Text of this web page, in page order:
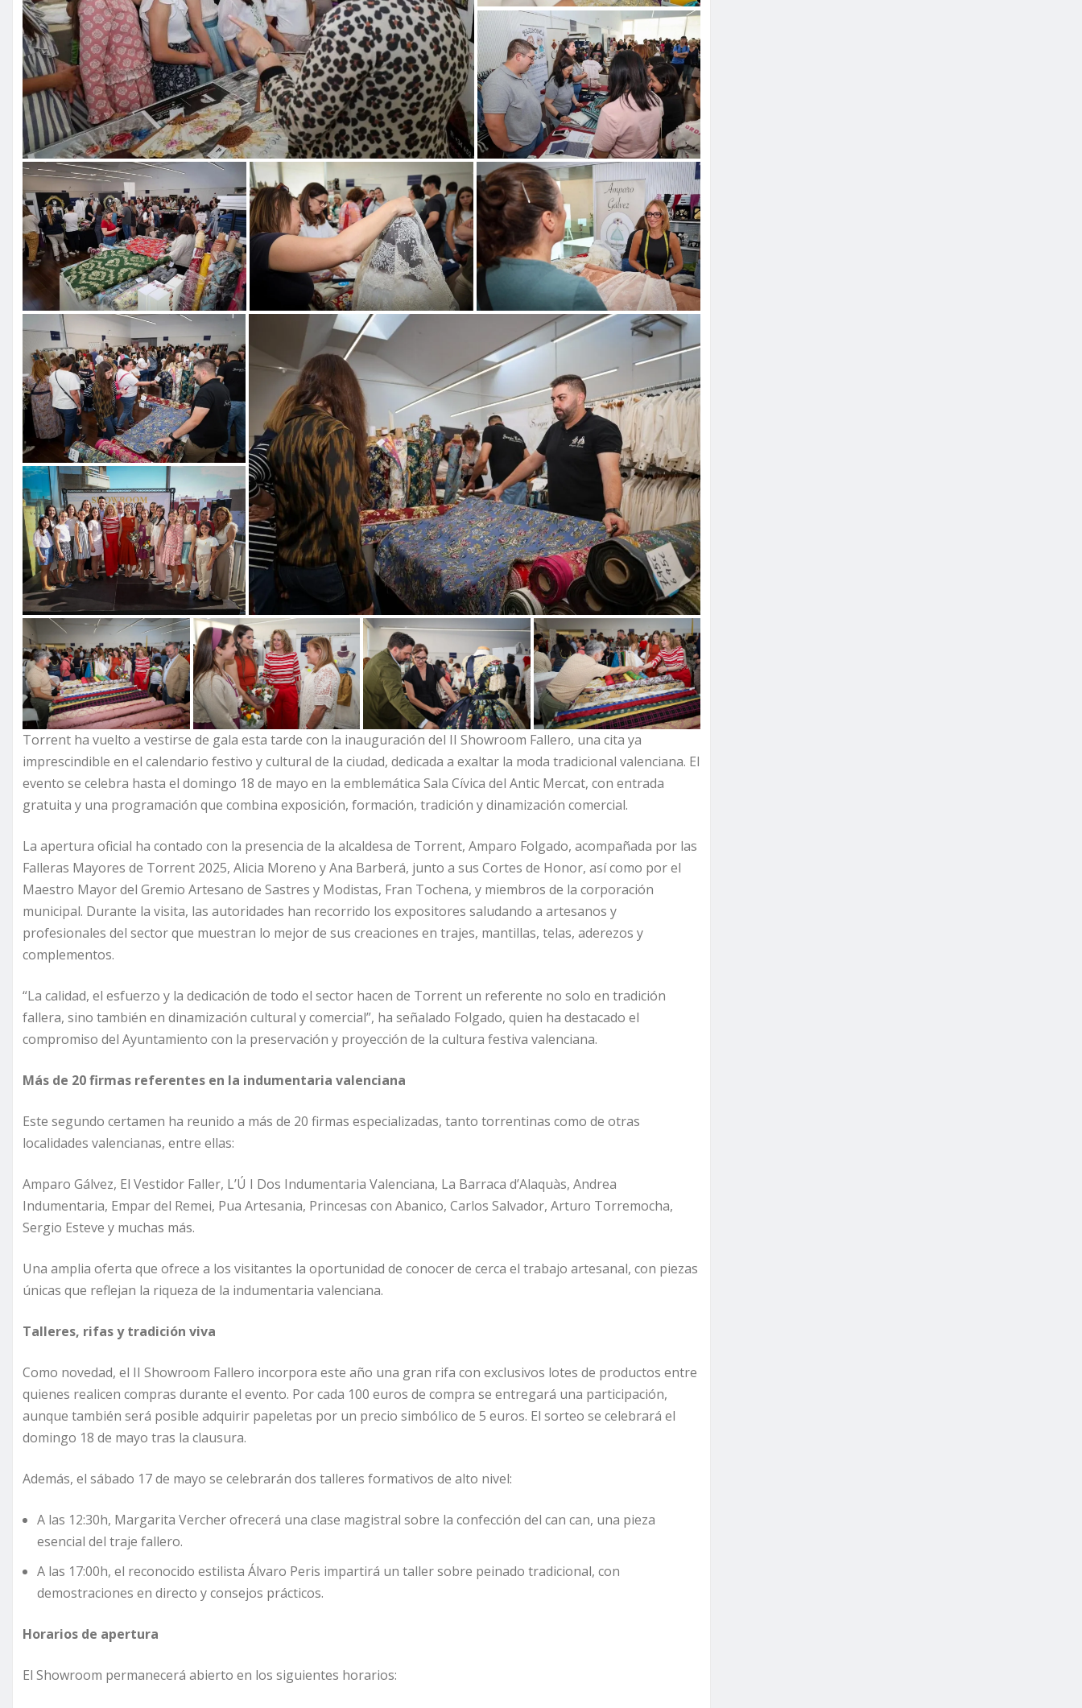
Torrent ha vuelto a vestirse de gala esta tarde con la inauguración del II Showroom Fallero, una cita ya
imprescindible en el calendario festivo y cultural de la ciudad, dedicada a exaltar la moda tradicional valenciana. El
evento se celebra hasta el domingo 18 de mayo en la emblemática Sala Cívica del Antic Mercat, con entrada
gratuita y una programación que combina exposición, formación, tradición y dinamización comercial.
La apertura oficial ha contado con la presencia de la alcaldesa de Torrent, Amparo Folgado, acompañada por las
Falleras Mayores de Torrent 2025, Alicia Moreno y Ana Barberá, junto a sus Cortes de Honor, así como por el
Maestro Mayor del Gremio Artesano de Sastres y Modistas, Fran Tochena, y miembros de la corporación
municipal. Durante la visita, las autoridades han recorrido los expositores saludando a artesanos y
profesionales del sector que muestran lo mejor de sus creaciones en trajes, mantillas, telas, aderezos y
complementos.
“La calidad, el esfuerzo y la dedicación de todo el sector hacen de Torrent un referente no solo en tradición
fallera, sino también en dinamización cultural y comercial”, ha señalado Folgado, quien ha destacado el
compromiso del Ayuntamiento con la preservación y proyección de la cultura festiva valenciana.
Más de 20 firmas referentes en la indumentaria valenciana
Este segundo certamen ha reunido a más de 20 firmas especializadas, tanto torrentinas como de otras
localidades valencianas, entre ellas:
Amparo Gálvez, El Vestidor Faller, L’Ú I Dos Indumentaria Valenciana, La Barraca d’Alaquàs, Andrea
Indumentaria, Empar del Remei, Pua Artesania, Princesas con Abanico, Carlos Salvador, Arturo Torremocha,
Sergio Esteve y muchas más.
Una amplia oferta que ofrece a los visitantes la oportunidad de conocer de cerca el trabajo artesanal, con piezas
únicas que reflejan la riqueza de la indumentaria valenciana.
Talleres, rifas y tradición viva
Como novedad, el II Showroom Fallero incorpora este año una gran rifa con exclusivos lotes de productos entre
quienes realicen compras durante el evento. Por cada 100 euros de compra se entregará una participación,
aunque también será posible adquirir papeletas por un precio simbólico de 5 euros. El sorteo se celebrará el
domingo 18 de mayo tras la clausura.
Además, el sábado 17 de mayo se celebrarán dos talleres formativos de alto nivel:
A las 12:30h, Margarita Vercher ofrecerá una clase magistral sobre la confección del can can, una pieza
esencial del traje fallero.
A las 17:00h, el reconocido estilista Álvaro Peris impartirá un taller sobre peinado tradicional, con
demostraciones en directo y consejos prácticos.
Horarios de apertura
El Showroom permanecerá abierto en los siguientes horarios: